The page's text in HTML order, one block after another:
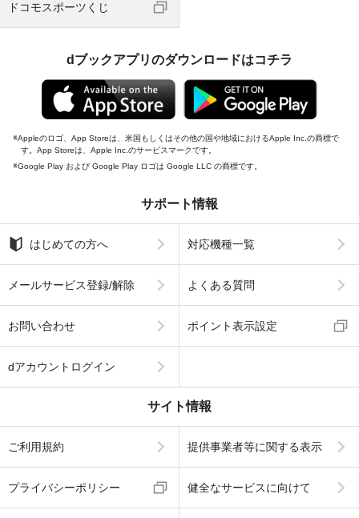
ドコモスポーツくじ
dブックアプリのダウンロードはコチラ
Appleのロゴ、App Storeは、米国もしくはその他の国や地域におけるApple Inc.の商標で
す。App Storeは、Apple Inc.のサービスマークです。
Google Play および Google Play ロゴは Google LLC の商標です。
サポート情報
はじめての方へ 対応機種一覧
メールサービス登録/解除 よくある質問
お問い合わせ ポイント表示設定
dアカウントログイン
サイト情報
ご利用規約 提供事業者等に関する表示
プライバシーポリシー 健全なサービスに向けて